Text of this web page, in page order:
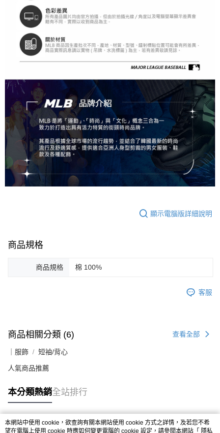
顯示電腦版詳細說明
商品規格
商品規格 棉 100%
客服
商品相關分類 (6) 查看全部
｜服飾 短袖/背心
人氣商品推薦
本分類熱銷全站排行
熱門標籤
本網站中使用 cookie，欲查詢有關本網站使用 cookie 方式之詳情，及若您不希
望在電腦上使用 cookie 時應如何變更電腦的 cookie 設定，請參閱本網站「 隱私